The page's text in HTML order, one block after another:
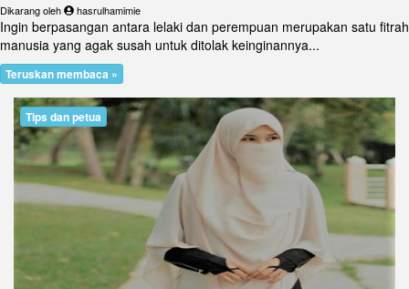
Dikarang oleh hasrulhamimie
Ingin berpasangan antara lelaki dan perempuan merupakan satu fitrah
manusia yang agak susah untuk ditolak keinginannya...
Teruskan membaca »
Tips dan petua